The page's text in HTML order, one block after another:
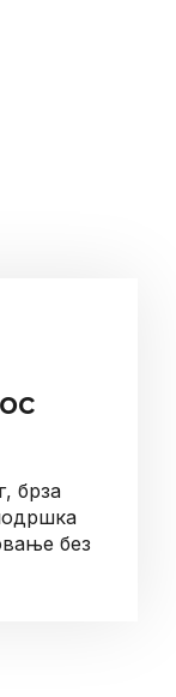
брза
без